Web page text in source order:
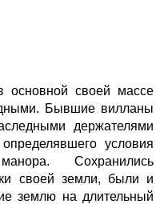
основной своей массе
Бывшие вилланы
держателями
условия
Сохранились
своей земли, были и
землю на длительный